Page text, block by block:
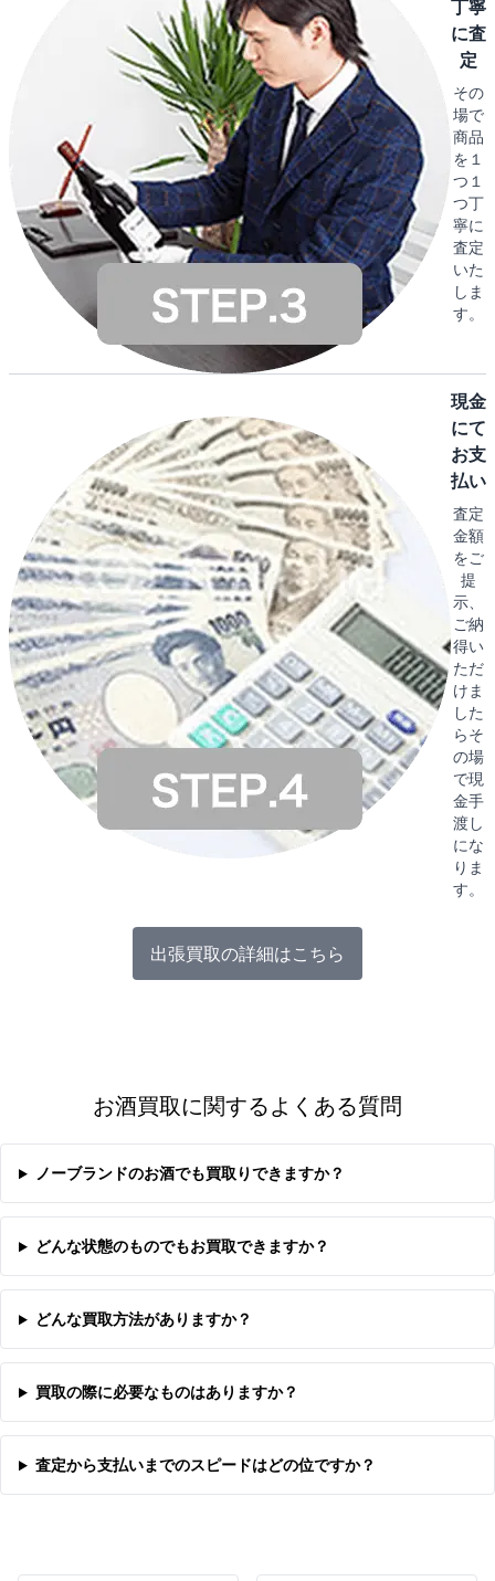
丁寧
に査
定
その
場で
商品
を１
つ１
つ丁
寧に
査定
いた
しま
す。
現金
にて
お支
払い
査定
金額
をご
提
示、
ご納
得い
ただ
けま
した
らそ
の場
で現
金手
渡し
にな
りま
す。
出張買取の詳細はこちら
お酒買取に関するよくある質問
ノーブランドのお酒でも買取りできますか？
どんな状態のものでもお買取できますか？
どんな買取方法がありますか？
買取の際に必要なものはありますか？
査定から支払いまでのスピードはどの位ですか？